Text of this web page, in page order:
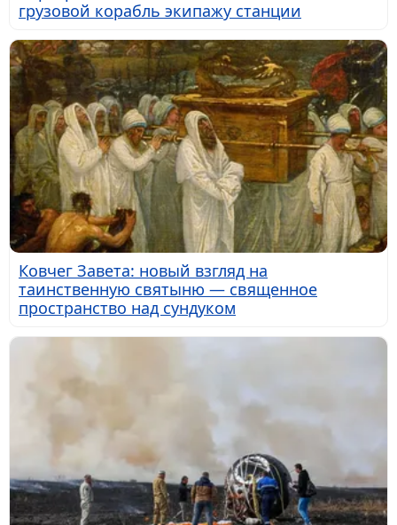
грузовой корабль экипажу станции
Ковчег Завета: новый взгляд на
таинственную святыню — священное
пространство над сундуком